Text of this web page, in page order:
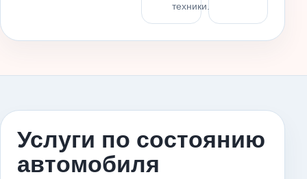
техники.
Услуги по состоянию
автомобиля